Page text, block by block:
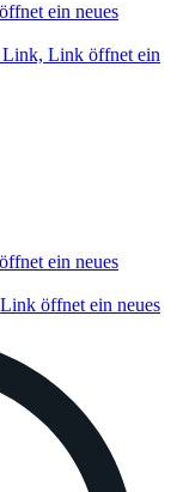
ein neues
Link, Link öffnet ein
ein neues
öffnet ein neues